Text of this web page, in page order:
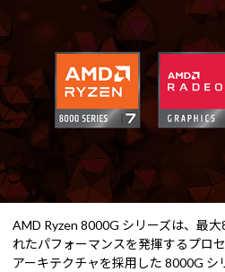
AMD Ryzen 8000G シリーズは、最
れたパフォーマンスを発揮するプロ
アーキテクチャを採用した 8000G